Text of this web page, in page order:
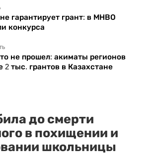
гарантирует грант: в МНВО
конкурса
не прошел: акиматы регионов
тыс. грантов в Казахстане
до смерти
в похищении и
школьницы